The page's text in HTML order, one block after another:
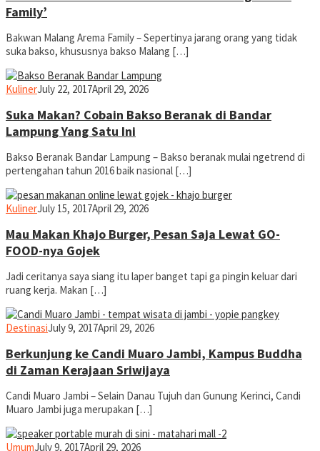
Family’
Bakwan Malang Arema Family – Sepertinya jarang orang yang tidak
suka bakso, khususnya bakso Malang […]
Kulineryopiefranz
July 22, 2017April 29, 2026
Suka Makan? Cobain Bakso Beranak di Bandar
Lampung Yang Satu Ini
Bakso Beranak Bandar Lampung – Bakso beranak mulai ngetrend di
pertengahan tahun 2016 baik nasional […]
Kulineryopiefranz
July 15, 2017April 29, 2026
Mau Makan Khajo Burger, Pesan Saja Lewat GO-
FOOD-nya Gojek
Jadi ceritanya saya siang itu laper banget tapi ga pingin keluar dari
ruang kerja. Makan […]
Destinasi yopiefranz
July 9, 2017April 29, 2026
Berkunjung ke Candi Muaro Jambi, Kampus Buddha
di Zaman Kerajaan Sriwijaya
Candi Muaro Jambi – Selain Danau Tujuh dan Gunung Kerinci, Candi
Muaro Jambi juga merupakan […]
Umum yopiefranz
July 9, 2017April 29, 2026